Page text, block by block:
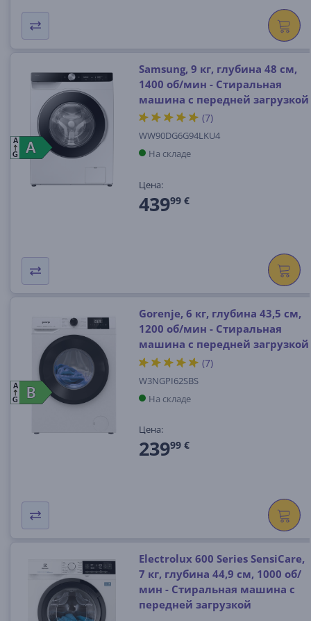
A
A
A
G
Samsung, 9 кг, глубина 48 см,
1400 об/мин - Стиральная
машина с передней загрузкой
(7)
WW90DG6G94LKU4
На складе
Цена:
43999 €
B
B
A
G
Gorenje, 6 кг, глубина 43,5 см,
1200 об/мин - Стиральная
машина с передней загрузкой
(7)
W3NGPI62SBS
На складе
Цена:
23999 €
Electrolux 600 Series SensiCare,
7 кг, глубина 44,9 см, 1000 об/
мин - Стиральная машина с
передней загрузкой